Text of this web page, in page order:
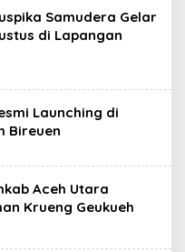
Samudera Gelar
di Lapangan
Launching di
Bireuen
Aceh Utara
Krueng Geukueh